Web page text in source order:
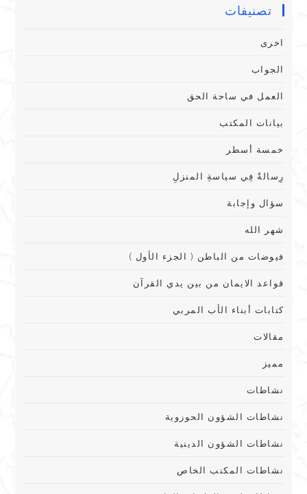
تصنيفات
اخرى
الجواب
العمل في ساحة الحق
بيانات المكتب
خمسة أسطر
رِسالةٌ فِي سياسةِ المنزلِ
سؤال وإجابة
شهر الله
فيوضات من الباطن ( الجزء الأول )
قواعد الايمان من بين يدي القرآن
كتابات أبناء الأب المربي
مقالات
مميز
نشاطات
نشاطات الشؤون الحوزوية
نشاطات الشؤون الدينية
نشاطات المكنب الخاص